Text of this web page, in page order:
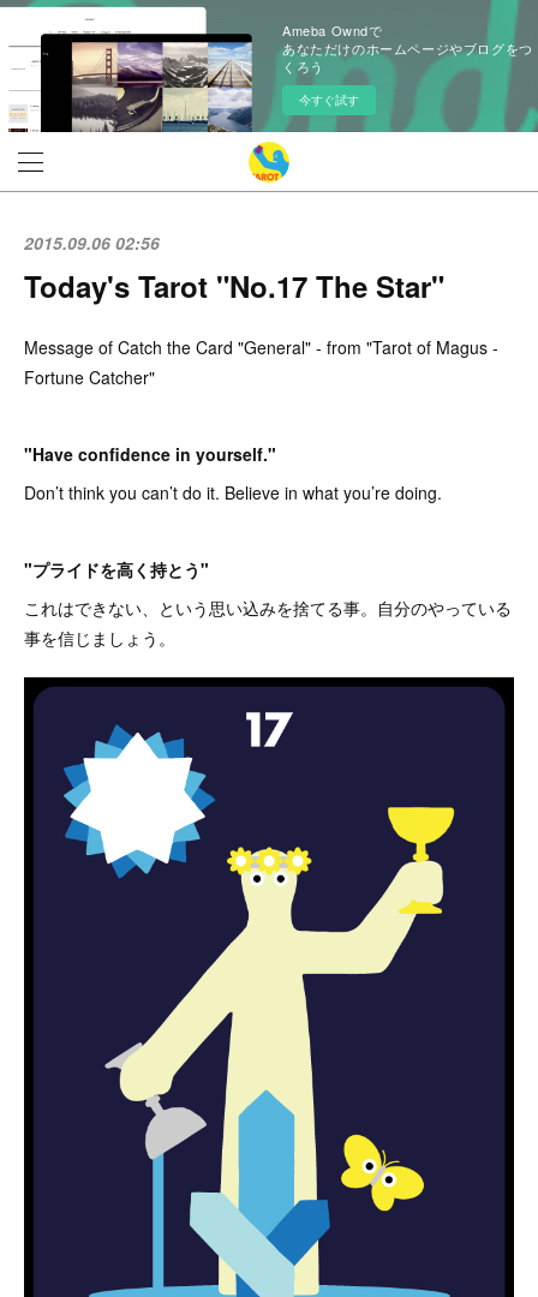
Ameba Owndで
あなただけのホームページやブログをつ
くろう
今すぐ試す
2015.09.06 02:56
Today's Tarot "No.17 The Star"
Message of Catch the Card "General" - from "Tarot of Magus -
Fortune Catcher"
"Have confidence in yourself."
Don’t think you can’t do it. Believe in what you’re doing.
"プライドを高く持とう"
これはできない、という思い込みを捨てる事。自分のやっている
事を信じましょう。